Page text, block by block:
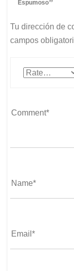
Espumoso
Tu dirección de
campos